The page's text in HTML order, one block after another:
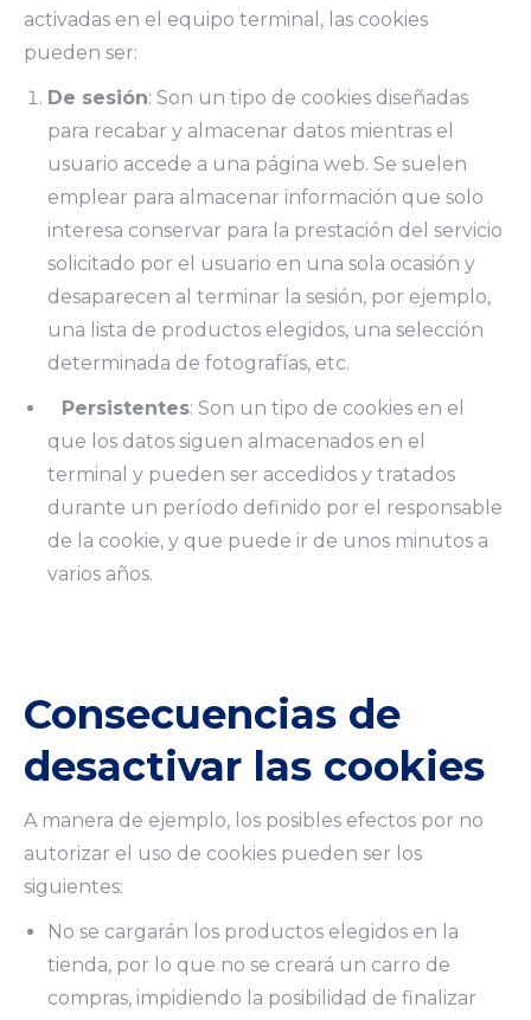
activadas en el equipo terminal, las cookies
pueden ser:
De sesión: Son un tipo de cookies diseñadas
para recabar y almacenar datos mientras el
usuario accede a una página web. Se suelen
emplear para almacenar información que solo
interesa conservar para la prestación del servicio
solicitado por el usuario en una sola ocasión y
desaparecen al terminar la sesión, por ejemplo,
una lista de productos elegidos, una selección
determinada de fotografías, etc.
Persistentes: Son un tipo de cookies en el
que los datos siguen almacenados en el
terminal y pueden ser accedidos y tratados
durante un período definido por el responsable
de la cookie, y que puede ir de unos minutos a
varios años.
Consecuencias de
desactivar las cookies
A manera de ejemplo, los posibles efectos por no
autorizar el uso de cookies pueden ser los
siguientes:
No se cargarán los productos elegidos en la
tienda, por lo que no se creará un carro de
compras, impidiendo la posibilidad de finalizar